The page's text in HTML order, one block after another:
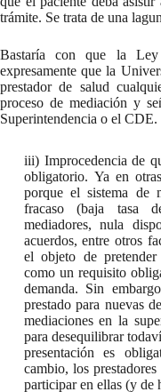
trámite. Se trata de una
Bastaría con que la Ley
expresamente que la
prestador de salud
proceso de mediación y
Superintendencia o el CDE.
iii) Improcedencia de
obligatorio. Ya en
porque el sistema de
fracaso (baja tasa
mediadores, nula
acuerdos, entre otros
el objeto de pretender
como un requisito
demanda. Sin
prestado para nuevas
mediaciones en la
para desequilibrar
presentación es
cambio, los
participar en ellas (y de